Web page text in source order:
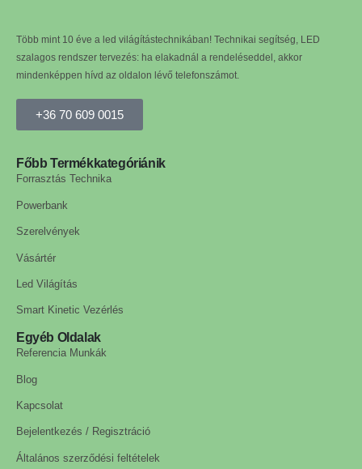
Több mint 10 éve a led világítástechnikában! Technikai segítség, LED
szalagos rendszer tervezés: ha elakadnál a rendeléseddel, akkor
mindenképpen hívd az oldalon lévő telefonszámot.
+36 70 609 0015
Főbb Termékkategóriánik
Forrasztás Technika
Powerbank
Szerelvények
Vásártér
Led Világítás
Smart Kinetic Vezérlés
Egyéb Oldalak
Referencia Munkák
Blog
Kapcsolat
Bejelentkezés / Regisztráció
Általános szerződési feltételek